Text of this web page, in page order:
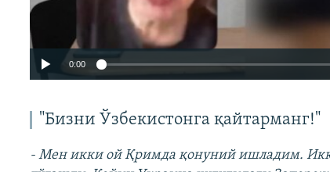
0:00
"Бизни Ўзбекистонга қайтарманг!"
- Мен икки ой Қримда қонуний ишладим.